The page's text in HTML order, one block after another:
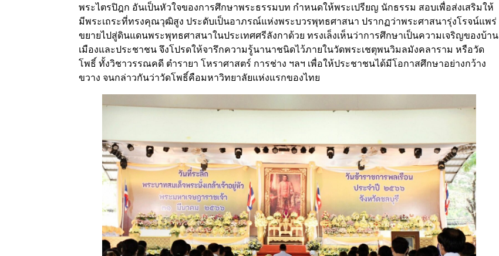
พระไตรปิฎก อันเป็นหัวใจของการศึกษาพระธรรมบท กำหนดให้พระเปรียญ นักธรรม สอบเพื่อส่งเสริมให้
มีพระเถระที่ทรงคุณวุฒิสูง ประดับเป็นอาภรณ์แห่งพระบวรพุทธศาสนา ปรากฏว่าพระศาสนารุ่งโรจน์แพร่
ขยายไปสู่ดินแดนพระพุทธศาสนาในประเทศศรีลังกาด้วย ทรงเล็งเห็นว่าการศึกษาเป็นความเจริญของบ้าน
เมืองและประชาชน จึงโปรดให้จารึกความรู้นานาชนิดไว้ภายในวัดพระเชตุพนวิมลมังคลาราม หรือวัด
โพธิ์ ทั้งวิชาวรรณคดี ตำรายา โหราศาสตร์ การช่าง ฯลฯ เพื่อให้ประชาชนได้มีโอกาสศึกษาอย่างกว้าง
ขวาง จนกล่าวกันว่าวัดโพธิ์คือมหาวิทยาลัยแห่งแรกของไทย